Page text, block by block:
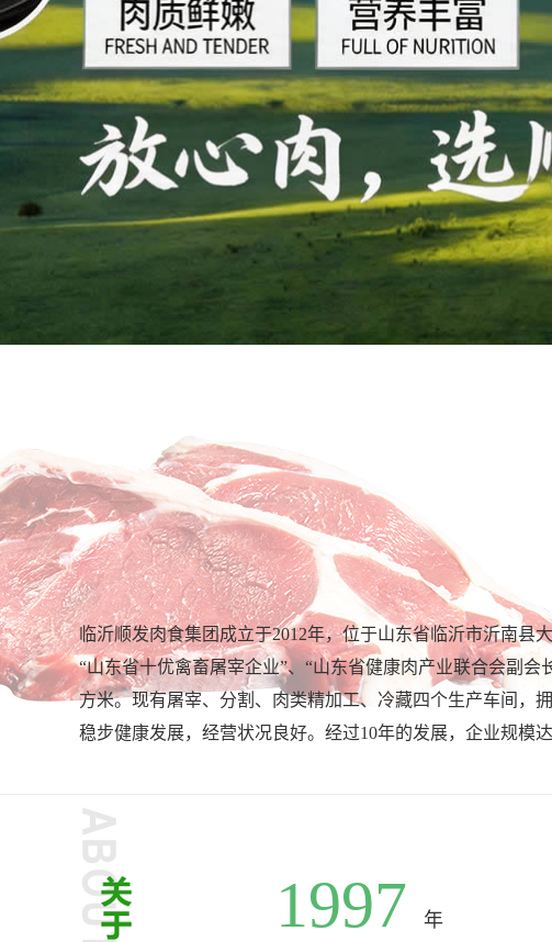
临沂顺发肉食集团成立于2012年，位于山东省临沂市沂南县
“山东省十优禽畜屠宰企业”、“山东省健康肉产业联合会副
方米。现有屠宰、分割、肉类精加工、冷藏四个生产车间，
稳步健康发展，经营状况良好。经过10年的发展，企业规模
1997 年